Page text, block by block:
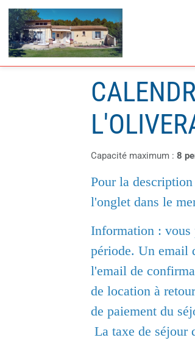
Capacité maximum :8
Pour la
l'onglet dans le
Information : vous
période. Un email
l'email de
de location à
de paiement du
La taxe de séjour